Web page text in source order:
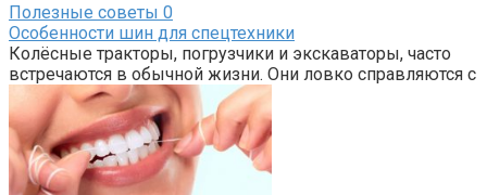
Полезные советы 0
Особенности шин для спецтехники
Колёсные тракторы, погрузчики и экскаваторы, часто
встречаются в обычной жизни. Они ловко справляются с